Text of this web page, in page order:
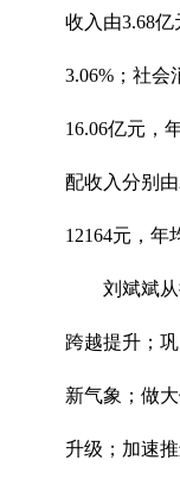
收入由3.68
3.06%；社会
16.06亿元，
配收入分别由
12164元，年
刘斌斌
跨越提升；
新气象；做
升级；加速